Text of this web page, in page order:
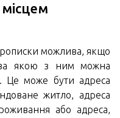
можлива, якщо
за якою з ним можна
Це може бути адреса
житло, адреса
або адреса,